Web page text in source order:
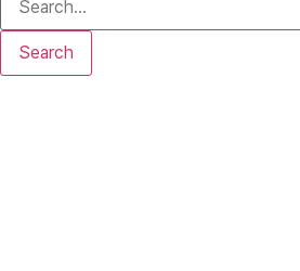
Search